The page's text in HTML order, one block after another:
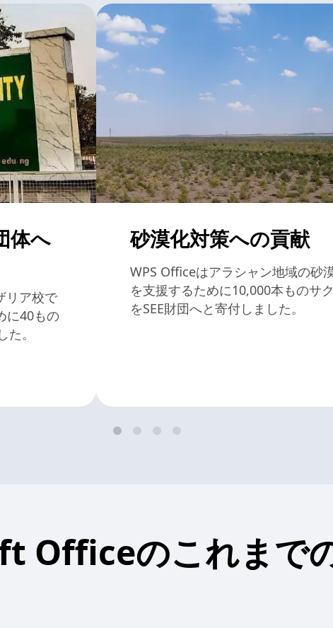
体へ
リア校で
に40もの
。
砂漠化対策への貢献
WPS Officeはアラシャン地域の砂
を支援するために10,000本ものサ
をSEE財団へと寄付しました。
Officeのこれまで